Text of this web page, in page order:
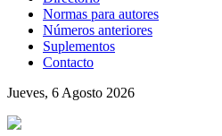
Normas para autores
Números anteriores
Suplementos
Contacto
Jueves, 6 Agosto 2026